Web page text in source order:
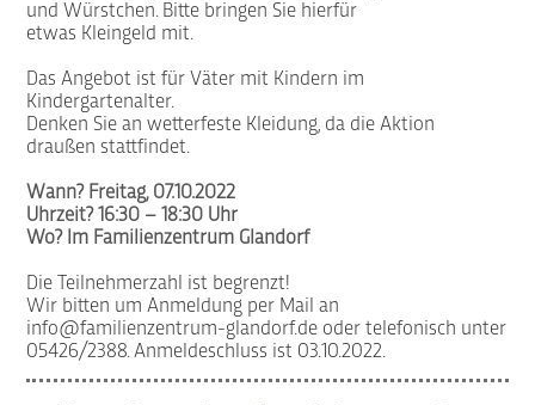
und Würstchen. Bitte bringen Sie hierfür
etwas Kleingeld mit.
Das Angebot ist für Väter mit Kindern im
Kindergartenalter.
Denken Sie an wetterfeste Kleidung, da die Aktion
draußen stattfindet.
Wann? Freitag, 07.10.2022
Uhrzeit? 16:30 – 18:30 Uhr
Wo? Im Familienzentrum Glandorf
Die Teilnehmerzahl ist begrenzt!
Wir bitten um Anmeldung per Mail an
info@familienzentrum-glandorf.de oder telefonisch unter
05426/2388. Anmeldeschluss ist 03.10.2022.